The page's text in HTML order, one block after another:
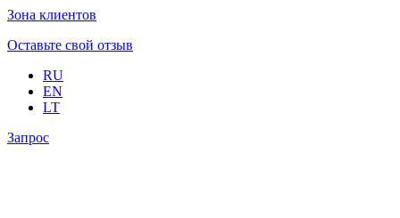
Зона клиентов
Оставьте свой отзыв
RU
EN
LT
Запрос